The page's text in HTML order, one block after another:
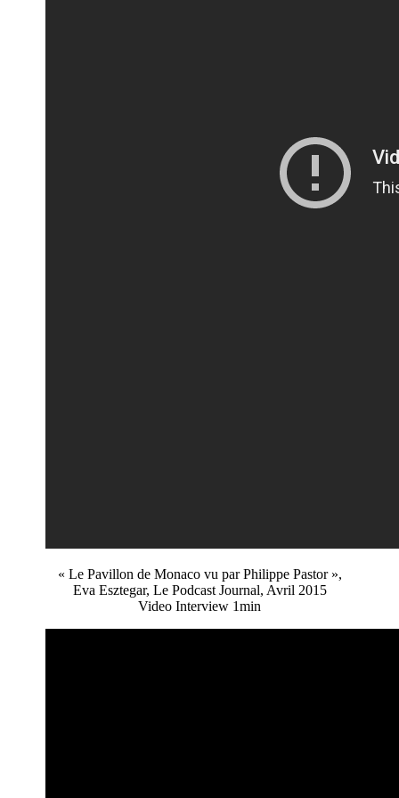
« Le Pavillon de Monaco vu par Philippe Pastor »,
Eva Esztegar, Le Podcast Journal, Avril 2015
Video Interview 1min